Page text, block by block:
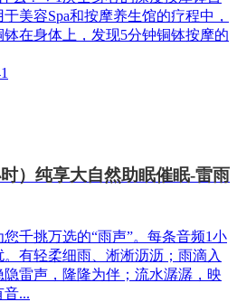
美容Spa和按摩养生馆的疗程中，
在身体上，发现5分钟铜钵按摩的
）纯享大自然助眠催眠-雷雨
千挑万选的“雨声”。每条音频1小
有轻柔细雨、淅淅沥沥；雨滴入
雷声，隆隆为伴；流水潺潺，映
音...